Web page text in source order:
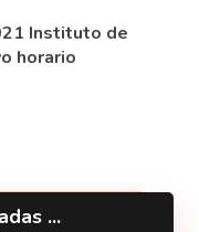
Instituto de
horario
...